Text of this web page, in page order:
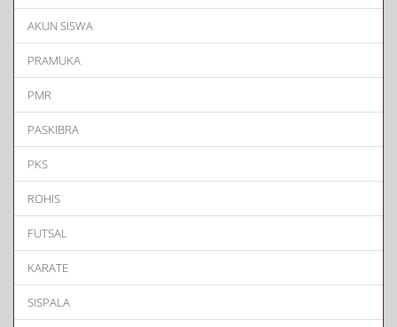
AKUN SISWA
PRAMUKA
PMR
PASKIBRA
PKS
ROHIS
FUTSAL
KARATE
SISPALA